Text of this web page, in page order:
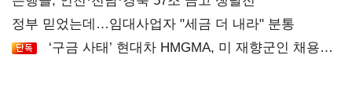
정부 믿었는데…임대사업자 "세금 더 내라" 분통
‘구금 사태’ 현대차 HMGMA, 미 재향군인 채용